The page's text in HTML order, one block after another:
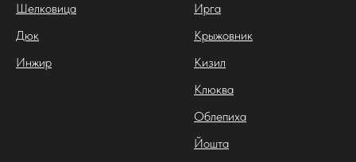
Шелковица
Дюк
Инжир
Ирга
Крыжовник
Кизил
Клюква
Облепиха
Йошта